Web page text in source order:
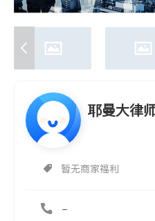
耶曼大律
暂无商家福利
-